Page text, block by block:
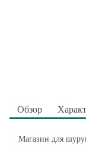
Обзор
Магазин для